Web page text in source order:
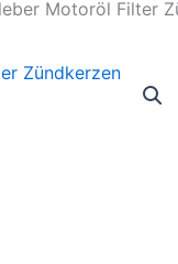
Motoröl Filter